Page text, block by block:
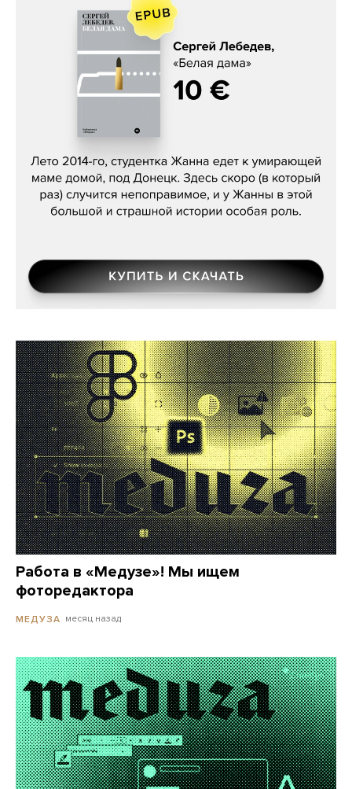
Сергей Лебедев, «Белая дама»
Работа в «Медузе»! Мы ищем
фоторедактора
МЕДУЗА месяц назад